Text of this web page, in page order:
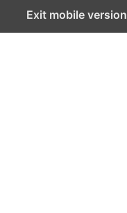
Exit mobile version